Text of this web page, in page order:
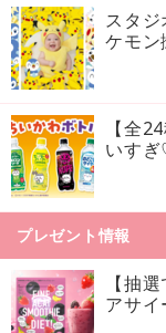
スタ
ケモン
【全
いす
プレゼント情報
【抽
アサイ